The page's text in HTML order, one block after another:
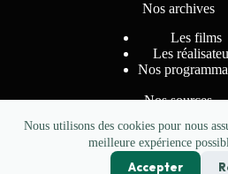
Nous utilisons des cookies pour nous
meilleure expérience
Accepter
Nos archives
Les films
Les
Nos
Nos sources